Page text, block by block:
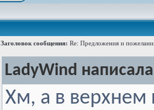
Заголовок сообщения: Re: Предложения и
LadyWind
Хм, а в верхнем